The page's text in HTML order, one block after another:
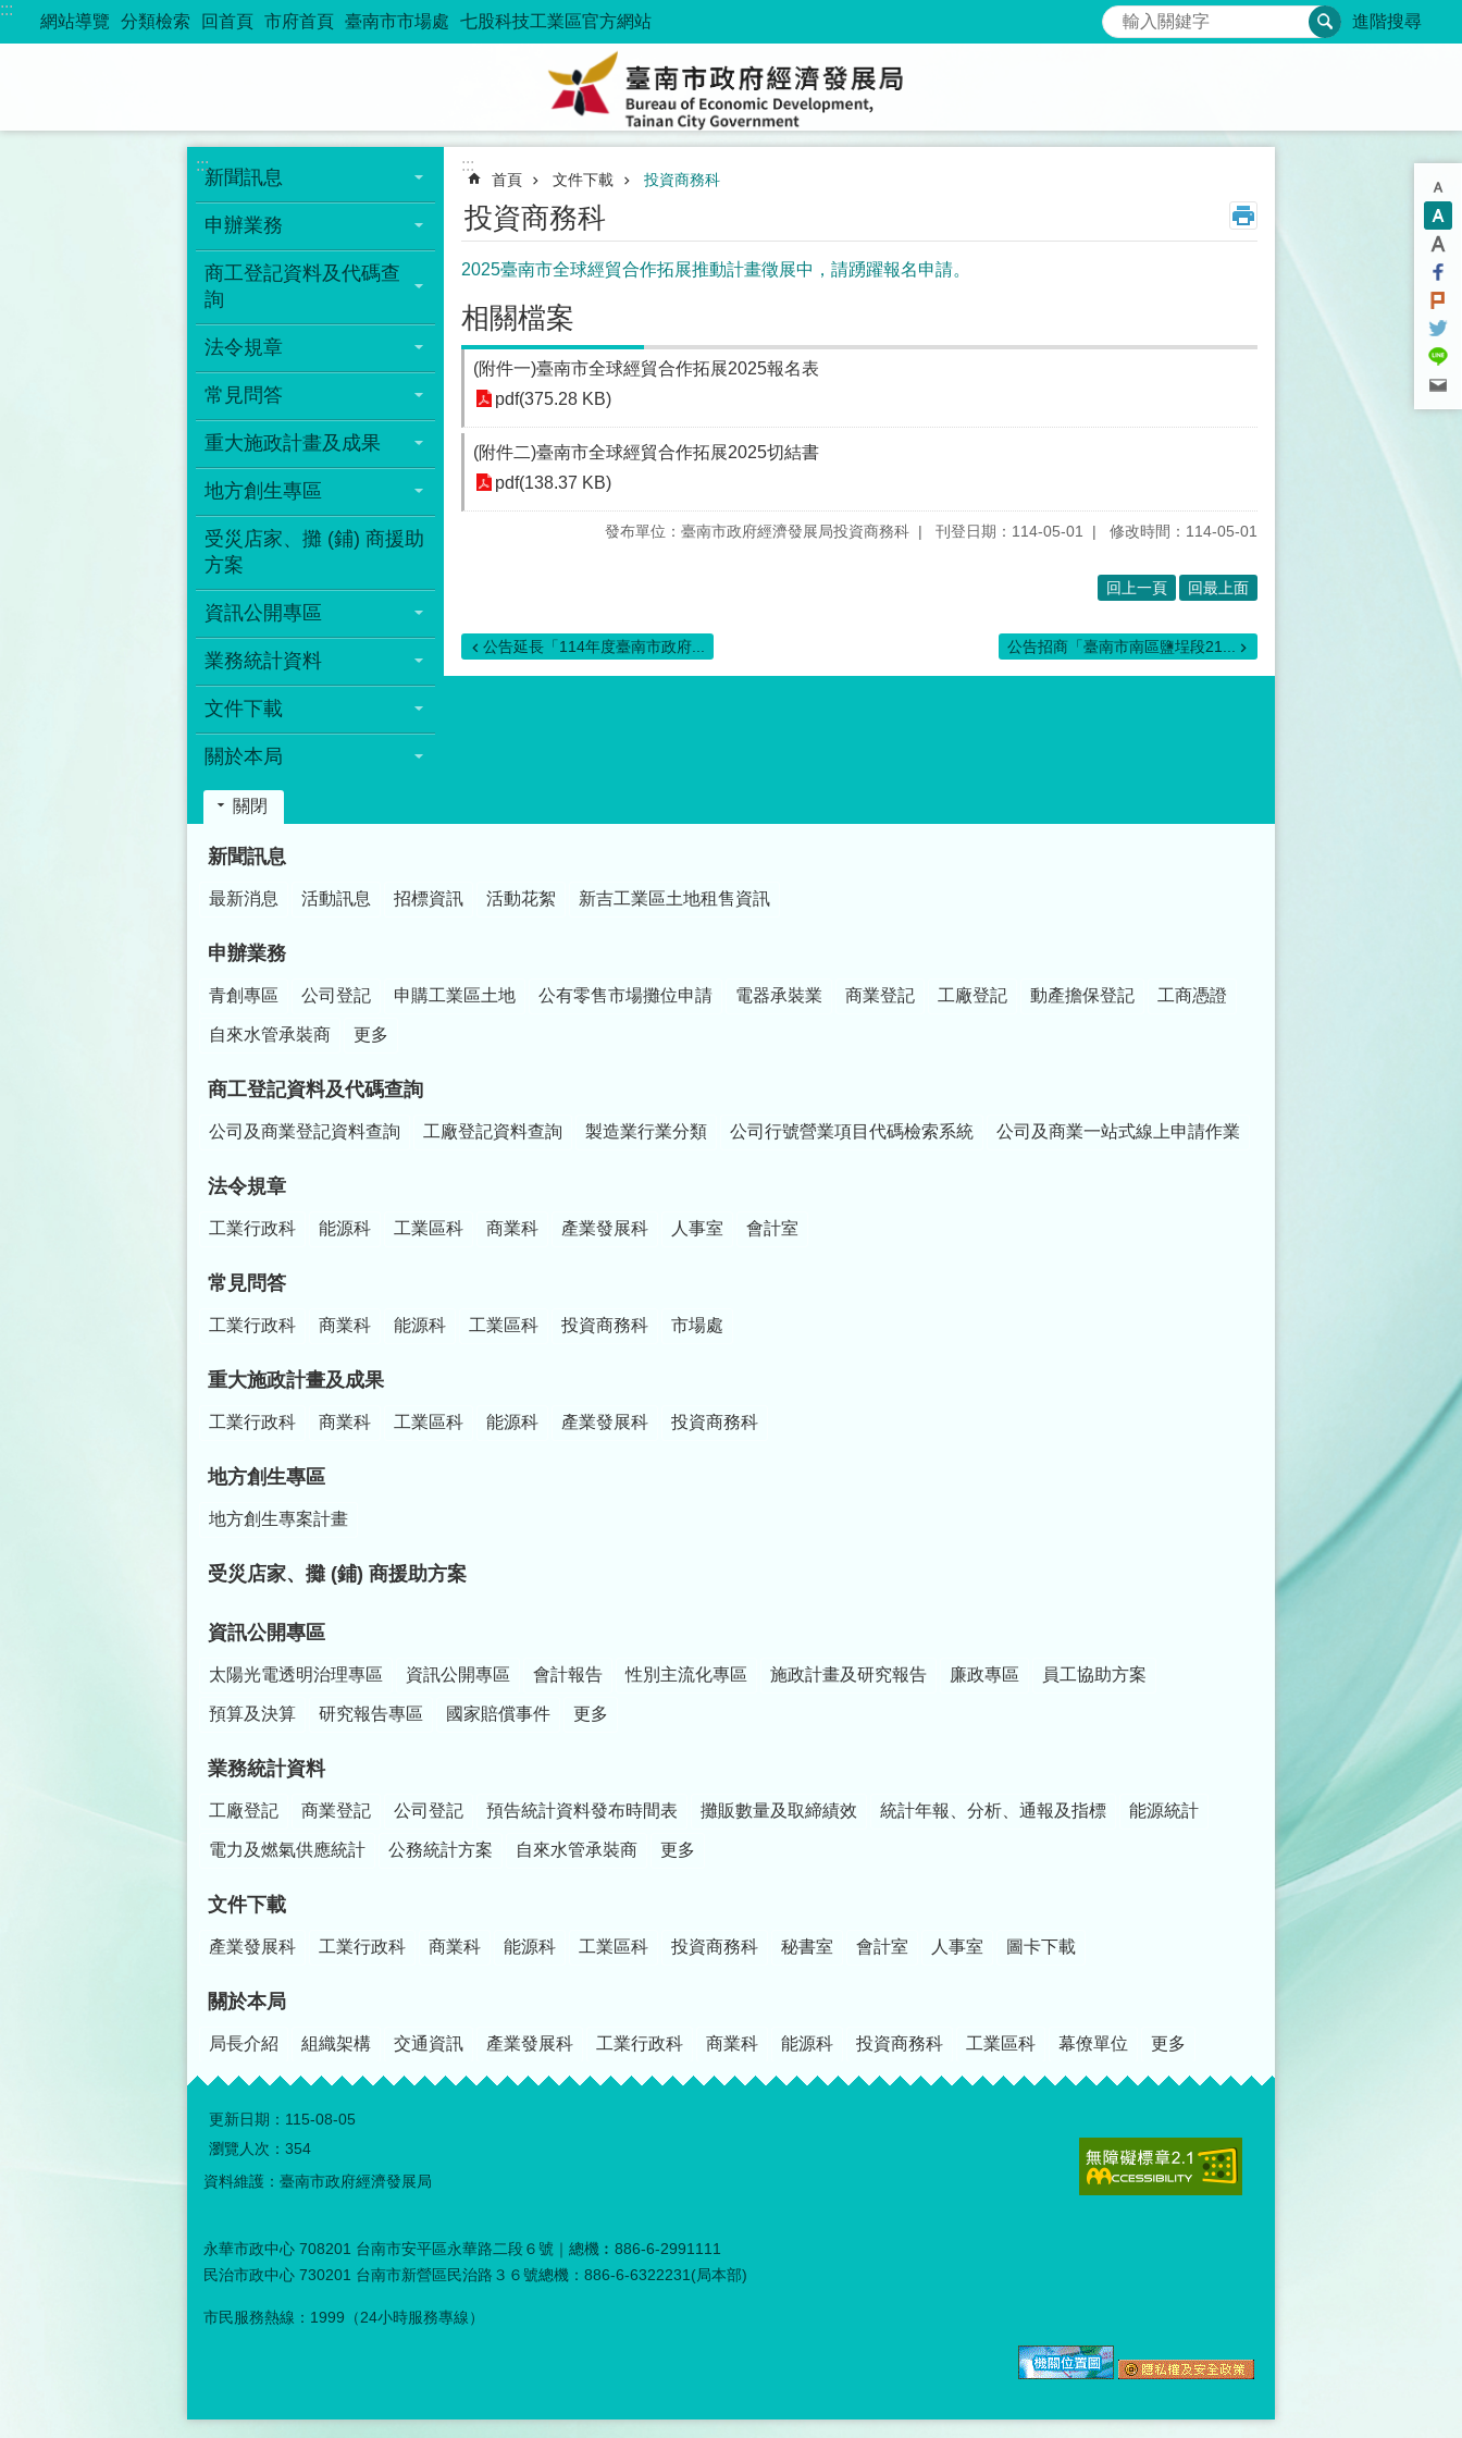
跳到主要內容區塊
:::
網站導覽 分類檢索 回首頁 市府首頁 臺南市市場處 七股科技工業區官方網站 搜尋 進階搜尋
:::
新聞訊息
申辦業務
商工登記資料及代碼查
詢
法令規章
常見問答
重大施政計畫及成果
地方創生專區
受災店家、攤 (鋪) 商援助
方案
資訊公開專區
業務統計資料
文件下載
關於本局
:::
首頁 文件下載 投資商務科
投資商務科
2025臺南市全球經貿合作拓展推動計畫徵展中，請踴躍報名申請。
相關檔案
(附件一)臺南市全球經貿合作拓展2025報名表
pdf(375.28 KB)
(附件二)臺南市全球經貿合作拓展2025切結書
pdf(138.37 KB)
發布單位：臺南市政府經濟發展局投資商務科 刊登日期：114-05-01 修改時間：114-05-01
回上一頁 回最上面
公告延長「114年度臺南市政府... 公告招商「臺南市南區鹽埕段21...
關閉
新聞訊息
最新消息 活動訊息 招標資訊 活動花絮 新吉工業區土地租售資訊
申辦業務
青創專區 公司登記 申購工業區土地 公有零售市場攤位申請 電器承裝業 商業登記 工廠登記 動產擔保登記 工商憑證
自來水管承裝商 更多
商工登記資料及代碼查詢
公司及商業登記資料查詢 工廠登記資料查詢 製造業行業分類 公司行號營業項目代碼檢索系統 公司及商業一站式線上申請作業
法令規章
工業行政科 能源科 工業區科 商業科 產業發展科 人事室 會計室
常見問答
工業行政科 商業科 能源科 工業區科 投資商務科 市場處
重大施政計畫及成果
工業行政科 商業科 工業區科 能源科 產業發展科 投資商務科
地方創生專區
地方創生專案計畫
受災店家、攤 (鋪) 商援助方案
資訊公開專區
太陽光電透明治理專區 資訊公開專區 會計報告 性別主流化專區 施政計畫及研究報告 廉政專區 員工協助方案
預算及決算 研究報告專區 國家賠償事件 更多
業務統計資料
工廠登記 商業登記 公司登記 預告統計資料發布時間表 攤販數量及取締績效 統計年報、分析、通報及指標 能源統計
電力及燃氣供應統計 公務統計方案 自來水管承裝商 更多
文件下載
產業發展科 工業行政科 商業科 能源科 工業區科 投資商務科 秘書室 會計室 人事室 圖卡下載
關於本局
局長介紹 組織架構 交通資訊 產業發展科 工業行政科 商業科 能源科 投資商務科 工業區科 幕僚單位 更多
更新日期： 115-08-05
瀏覽人次： 354
資料維護：臺南市政府經濟發展局
永華市政中心 708201 台南市安平區永華路二段６號｜總機︰886-6-2991111
民治市政中心 730201 台南市新營區民治路３６號總機：886-6-6322231(局本部)
市民服務熱線：1999（24小時服務專線）